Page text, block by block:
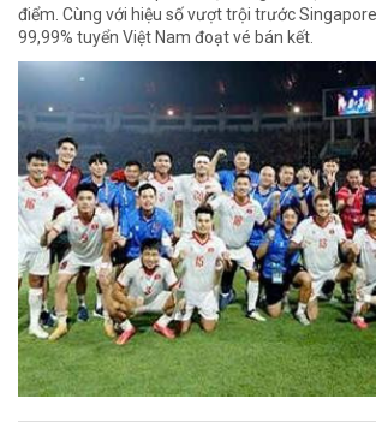
điểm. Cùng với hiệu số vượt trội trước
99,99% tuyển Việt Nam đoạt vé bán kết.